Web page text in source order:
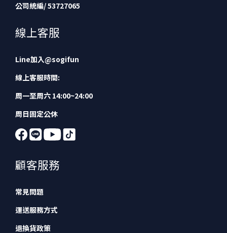
公司統編/ 53727065
線上客服
Line加入@sogifun
線上客服時間:
周一至周六 14:00~24:00
周日固定公休
顧客服務
常見問題
運送服務方式
退換貨政策